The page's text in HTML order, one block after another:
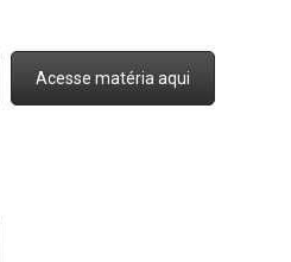
Acesse matéria aqui